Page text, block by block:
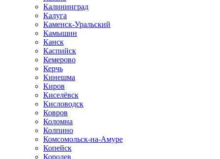
Калининград
Калуга
Каменск-Уральский
Камышин
Канск
Каспийск
Кемерово
Керчь
Кинешма
Киров
Киселёвск
Кисловодск
Ковров
Коломна
Колпино
Комсомольск-на-Амуре
Копейск
Королев